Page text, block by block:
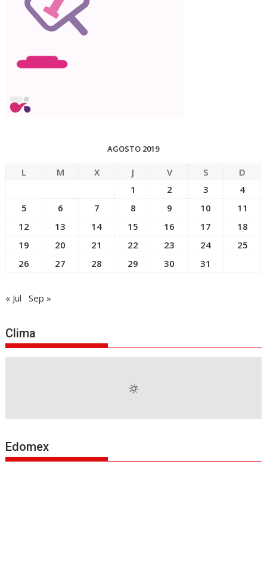
AGOSTO 2019
L M X J V S
D
1
2 3
4
5
6 7 8 9 10
11
12
13 14 15 16 17
18
19
20 21 22 23 24
25
26
27 28 29 30 31
« Jul Sep »
Clima
Edomex